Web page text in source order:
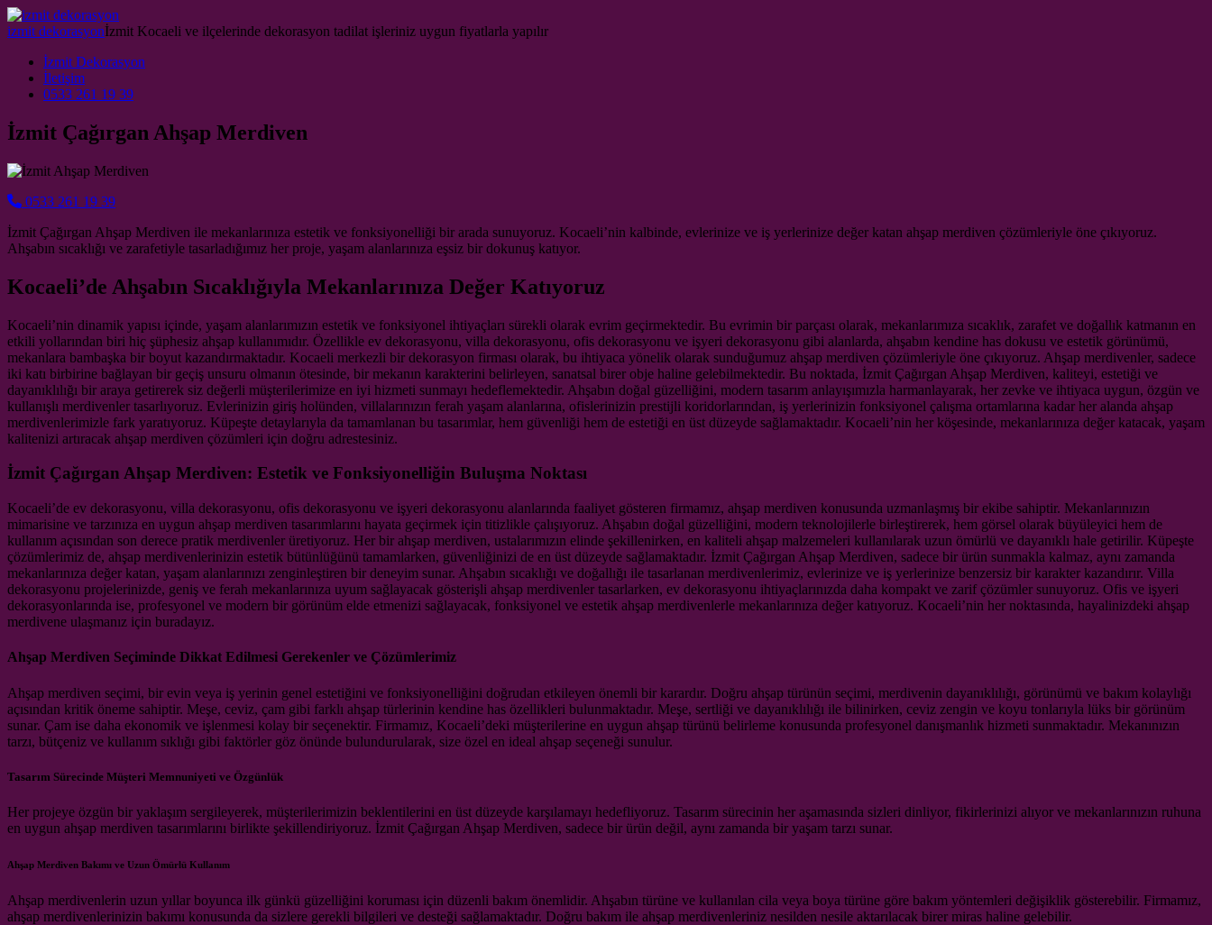
Skip to content
izmit dekorasyonİzmit Kocaeli ve ilçelerinde dekorasyon tadilat işleriniz uygun fiyatlarla yapılır
Main Navigation
İzmit Dekorasyon
İletişim
0533 261 19 39
İzmit Çağırgan Ahşap Merdiven
0533 261 19 39
İzmit Çağırgan Ahşap Merdiven ile mekanlarınıza estetik ve fonksiyonelliği bir arada sunuyoruz. Kocaeli’nin kalbinde, evlerinize ve iş yerlerinize değer katan ahşap merdiven çözümleriyle öne çıkıyoruz.
Ahşabın sıcaklığı ve zarafetiyle tasarladığımız her proje, yaşam alanlarınıza eşsiz bir dokunuş katıyor.
Kocaeli’de Ahşabın Sıcaklığıyla Mekanlarınıza Değer Katıyoruz
Kocaeli’nin dinamik yapısı içinde, yaşam alanlarımızın estetik ve fonksiyonel ihtiyaçları sürekli olarak evrim geçirmektedir. Bu evrimin bir parçası olarak, mekanlarımıza sıcaklık, zarafet ve doğallık katmanın en
etkili yollarından biri hiç şüphesiz ahşap kullanımıdır. Özellikle ev dekorasyonu, villa dekorasyonu, ofis dekorasyonu ve işyeri dekorasyonu gibi alanlarda, ahşabın kendine has dokusu ve estetik görünümü,
mekanlara bambaşka bir boyut kazandırmaktadır. Kocaeli merkezli bir dekorasyon firması olarak, bu ihtiyaca yönelik olarak sunduğumuz ahşap merdiven çözümleriyle öne çıkıyoruz. Ahşap merdivenler, sadece
iki katı birbirine bağlayan bir geçiş unsuru olmanın ötesinde, bir mekanın karakterini belirleyen, sanatsal birer obje haline gelebilmektedir. Bu noktada, İzmit Çağırgan Ahşap Merdiven, kaliteyi, estetiği ve
dayanıklılığı bir araya getirerek siz değerli müşterilerimize en iyi hizmeti sunmayı hedeflemektedir. Ahşabın doğal güzelliğini, modern tasarım anlayışımızla harmanlayarak, her zevke ve ihtiyaca uygun, özgün ve
kullanışlı merdivenler tasarlıyoruz. Evlerinizin giriş holünden, villalarınızın ferah yaşam alanlarına, ofislerinizin prestijli koridorlarından, iş yerlerinizin fonksiyonel çalışma ortamlarına kadar her alanda ahşap
merdivenlerimizle fark yaratıyoruz. Küpeşte detaylarıyla da tamamlanan bu tasarımlar, hem güvenliği hem de estetiği en üst düzeyde sağlamaktadır. Kocaeli’nin her köşesinde, mekanlarınıza değer katacak, yaşam
kalitenizi artıracak ahşap merdiven çözümleri için doğru adrestesiniz.
İzmit Çağırgan Ahşap Merdiven: Estetik ve Fonksiyonelliğin Buluşma Noktası
Kocaeli’de ev dekorasyonu, villa dekorasyonu, ofis dekorasyonu ve işyeri dekorasyonu alanlarında faaliyet gösteren firmamız, ahşap merdiven konusunda uzmanlaşmış bir ekibe sahiptir. Mekanlarınızın
mimarisine ve tarzınıza en uygun ahşap merdiven tasarımlarını hayata geçirmek için titizlikle çalışıyoruz. Ahşabın doğal güzelliğini, modern teknolojilerle birleştirerek, hem görsel olarak büyüleyici hem de
kullanım açısından son derece pratik merdivenler üretiyoruz. Her bir ahşap merdiven, ustalarımızın elinde şekillenirken, en kaliteli ahşap malzemeleri kullanılarak uzun ömürlü ve dayanıklı hale getirilir. Küpeşte
çözümlerimiz de, ahşap merdivenlerinizin estetik bütünlüğünü tamamlarken, güvenliğinizi de en üst düzeyde sağlamaktadır. İzmit Çağırgan Ahşap Merdiven, sadece bir ürün sunmakla kalmaz, aynı zamanda
mekanlarınıza değer katan, yaşam alanlarınızı zenginleştiren bir deneyim sunar. Ahşabın sıcaklığı ve doğallığı ile tasarlanan merdivenlerimiz, evlerinize ve iş yerlerinize benzersiz bir karakter kazandırır. Villa
dekorasyonu projelerinizde, geniş ve ferah mekanlarınıza uyum sağlayacak gösterişli ahşap merdivenler tasarlarken, ev dekorasyonu ihtiyaçlarınızda daha kompakt ve zarif çözümler sunuyoruz. Ofis ve işyeri
dekorasyonlarında ise, profesyonel ve modern bir görünüm elde etmenizi sağlayacak, fonksiyonel ve estetik ahşap merdivenlerle mekanlarınıza değer katıyoruz. Kocaeli’nin her noktasında, hayalinizdeki ahşap
merdivene ulaşmanız için buradayız.
Ahşap Merdiven Seçiminde Dikkat Edilmesi Gerekenler ve Çözümlerimiz
Ahşap merdiven seçimi, bir evin veya iş yerinin genel estetiğini ve fonksiyonelliğini doğrudan etkileyen önemli bir karardır. Doğru ahşap türünün seçimi, merdivenin dayanıklılığı, görünümü ve bakım kolaylığı
açısından kritik öneme sahiptir. Meşe, ceviz, çam gibi farklı ahşap türlerinin kendine has özellikleri bulunmaktadır. Meşe, sertliği ve dayanıklılığı ile bilinirken, ceviz zengin ve koyu tonlarıyla lüks bir görünüm
sunar. Çam ise daha ekonomik ve işlenmesi kolay bir seçenektir. Firmamız, Kocaeli’deki müşterilerine en uygun ahşap türünü belirleme konusunda profesyonel danışmanlık hizmeti sunmaktadır. Mekanınızın
tarzı, bütçeniz ve kullanım sıklığı gibi faktörler göz önünde bulundurularak, size özel en ideal ahşap seçeneği sunulur.
Tasarım Sürecinde Müşteri Memnuniyeti ve Özgünlük
Her projeye özgün bir yaklaşım sergileyerek, müşterilerimizin beklentilerini en üst düzeyde karşılamayı hedefliyoruz. Tasarım sürecinin her aşamasında sizleri dinliyor, fikirlerinizi alıyor ve mekanlarınızın ruhuna
en uygun ahşap merdiven tasarımlarını birlikte şekillendiriyoruz. İzmit Çağırgan Ahşap Merdiven, sadece bir ürün değil, aynı zamanda bir yaşam tarzı sunar.
Ahşap Merdiven Bakımı ve Uzun Ömürlü Kullanım
Ahşap merdivenlerin uzun yıllar boyunca ilk günkü güzelliğini koruması için düzenli bakım önemlidir. Ahşabın türüne ve kullanılan cila veya boya türüne göre bakım yöntemleri değişiklik gösterebilir. Firmamız,
ahşap merdivenlerinizin bakımı konusunda da sizlere gerekli bilgileri ve desteği sağlamaktadır. Doğru bakım ile ahşap merdivenleriniz nesilden nesile aktarılacak birer miras haline gelebilir.